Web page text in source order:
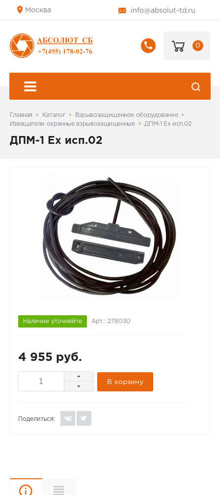
Москва info@absolut-td.ru
+7
178-
0
Главная Каталог
Взрывозащищенное оборудование
Извещатели охранные взрывозащищенные
ДПМ-1 Ех исп.02
ДПМ-1 Ех исп.02
Наличие уточняйте Арт.: 278030
4 955 руб.
В корзину
Поделиться:
Описание